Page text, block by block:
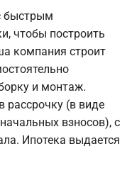
быстрым
чтобы построить
компания строит
и монтаж.
(в виде
взносов), с
Ипотека выдается